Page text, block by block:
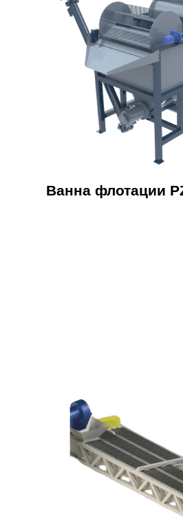
Ванна флотации